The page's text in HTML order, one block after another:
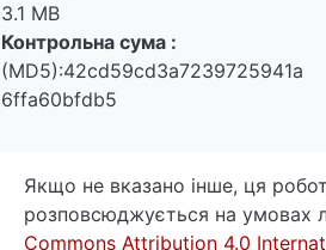
3.1 MB
Контрольна сума :
(MD5):42cd59cd3a7239725941a
6ffa60bfdb5
Якщо не вказано інше, ця
розповсюджується на умовах
Commons Attribution 4.0